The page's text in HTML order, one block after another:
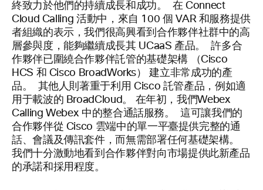
終致力於他們的持續成長和成功。 在 Connect
Cloud Calling 活動中，來自 100 個 VAR 和服務提供
者組織的表示，我們很高興看到合作夥伴社群中的高
層參與度，能夠繼續成長其 UCaaS 產品。 許多合
作夥伴已圍繞合作夥伴託管的基礎架構 （Cisco
HCS 和 Cisco BroadWorks） 建立非常成功的產
品。 其他人則著重于利用 Cisco 託管產品，例如適
用于載波的 BroadCloud。 在年初，我們Webex
Calling Webex 中的整合通話服務。 這可讓我們的
合作夥伴從 Cisco 雲端中的單一平臺提供完整的通
話、會議及傳訊套件，而無需部署任何基礎架構。
我們十分激動地看到合作夥伴對向市場提供此新產品
的承諾和採用程度。